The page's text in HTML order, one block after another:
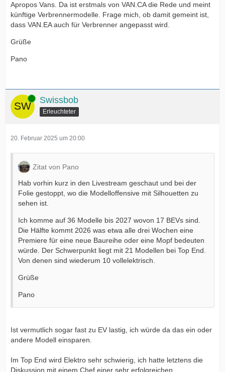
Apropos Vans. Da ist erstmals von VAN.CA die Rede und meint
künftige Verbrennermodelle. Frage mich, ob damit gemeint ist,
dass VAN.EA auch für Verbrenner angepasst wird.
Grüße
Pano
Online Swissbob
Erleuchteter
20. Februar 2025 um 20:00
Zitat von Pano
Hab vorhin kurz in den Livestream geschaut und bei der
Folie gestoppt, wo die Modelloffensive mit Silhouetten zu
sehen ist.
Ich komme auf 36 Modelle bis 2027 wovon 17 BEVs sind.
Die Hälfte kommt 2026 was etwa alle drei Wochen eine
Premiere für eine neue Baureihe oder eine Mopf bedeuten
würde. Der Schwerpunkt liegt mit 21 Modellen bei Top End.
Von denen sind wiederum 10 vollelektrisch.
Grüße
Pano
Ist vermutlich sogar fast zu EV lastig, ich würde da das ein oder
andere Modell einsparen.
Im Top End wird Elektro sehr schwierig, ich hatte letztens die
Diskussion mit einem Chef einer sehr erfolgreichen